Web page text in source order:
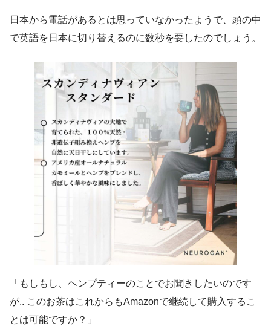
日本から電話があるとは思っていなかったようで、頭の中
で英語を日本に切り替えるのに数秒を要したのでしょう。
「もしもし、ヘンプティーのことでお聞きしたいのです
が.. このお茶はこれからもAmazonで継続して購入するこ
とは可能ですか？」